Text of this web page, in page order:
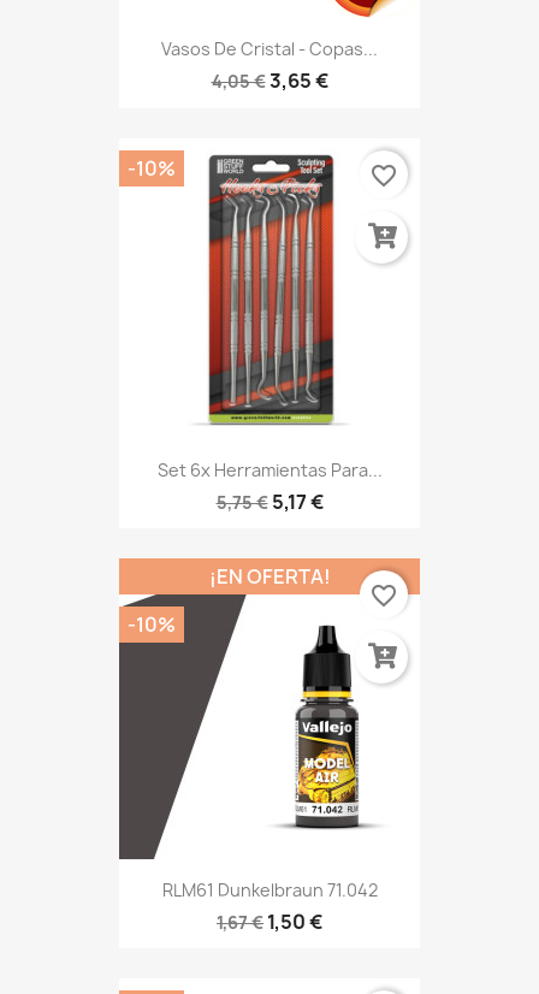
Vasos De Cristal - Copas...
4,05 €3,65 €
Set 6x Herramientas Para...
5,75 € 5,17 €
-10% favorite_border
RLM61 Dunkelbraun 71.042
1,67 € 1,50 €
¡EN OFERTA!
-10%
favorite_border